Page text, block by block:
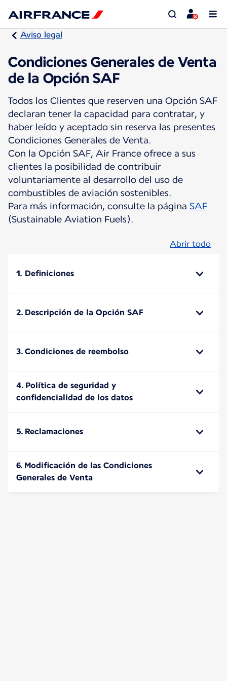
Aviso legal
Condiciones Generales de Venta
de la Opción SAF
Todos los Clientes que reserven una Opción SAF
declaran tener la capacidad para contratar, y
haber leído y aceptado sin reserva las presentes
Condiciones Generales de Venta.
Con la Opción SAF, Air France ofrece a sus
clientes la posibilidad de contribuir
voluntariamente al desarrollo del uso de
combustibles de aviación sostenibles.
Para más información, consulte la página SAF
(Sustainable Aviation Fuels).
Abrir todo
1. Definiciones
2. Descripción de la Opción SAF
3. Condiciones de reembolso
4. Política de seguridad y
confidencialidad de los datos
5. Reclamaciones
6. Modificación de las Condiciones
Generales de Venta